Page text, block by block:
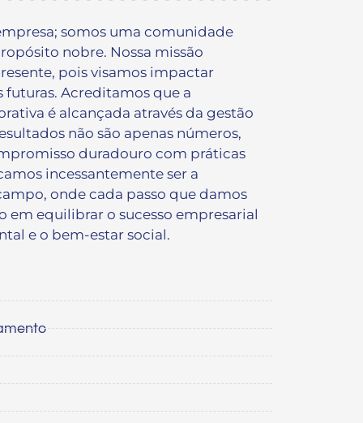
somos uma comunidade
nobre. Nossa missão
pois visamos impactar
futuras. Acreditamos que a
é alcançada através da gestão
não são apenas números,
duradouro com práticas
incessantemente ser a
onde cada passo que damos
em equilibrar o sucesso empresarial
e o bem-estar social.